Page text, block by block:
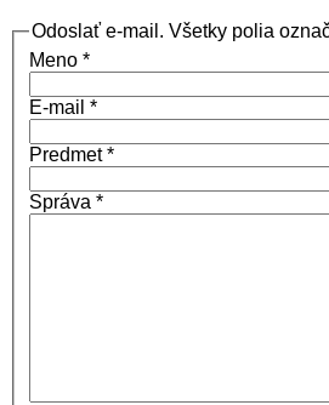
Odoslať e-mail. Všetky polia
Meno *
E-mail *
Predmet*
Správa *